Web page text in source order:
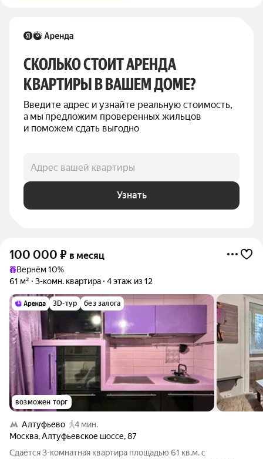
СКОЛЬКО СТОИТ АРЕНДА
КВАРТИРЫ В ВАШЕМ ДОМЕ?
Введите адрес и узнайте реальную стоимость,
а мы предложим проверенных жильцов
и поможем сдать выгодно
Адрес вашей квартиры
Узнать
100 000 ₽ в месяц
Вернём 10%
61 м²
3-комн. квартира 4 этаж из 12
3D-тур без залога
возможен торг
Алтуфьево
4 мин.
Москва,Алтуфьевское шоссе,87
Сдаётся 3-комнатная квартира площадью 61 кв.м. с